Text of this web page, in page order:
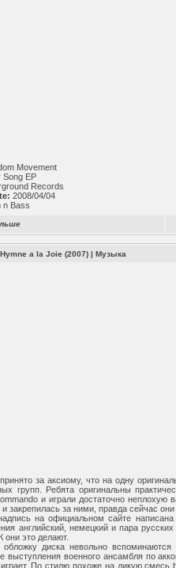
Movement
Song EP
Records
2008/04/04
n Bass
а la Joie (2007) |Музыка
за аксиому, что на одну
групп. Ребята оригинальны
и играли достаточно неплохую
и закрепилась за ними, правда сейчас
на официальном сайте
английский, немецкий и пара
они это делают.
диска невольно
выступления военного ансамбля по
По стилю похоже на дикую смесь